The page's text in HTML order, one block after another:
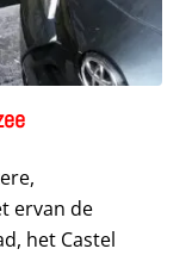
ervan de
het Castel